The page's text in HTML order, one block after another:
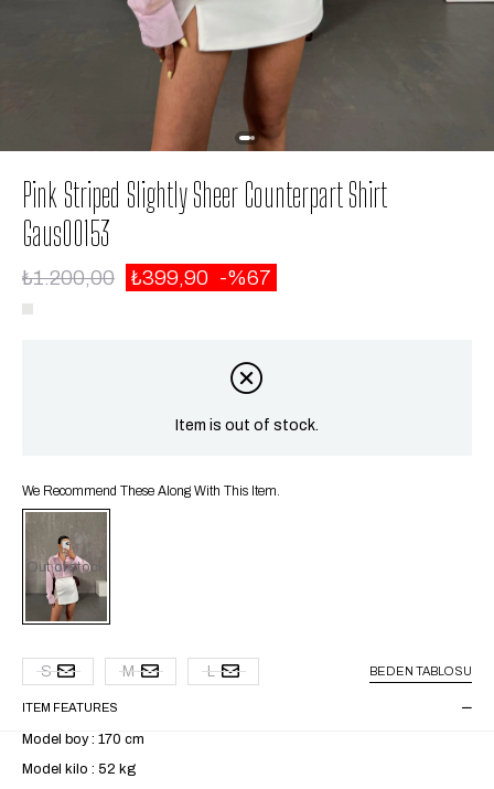
Pink Striped Slightly Sheer Counterpart Shirt
Gaus00153
₺1.200,00 ₺399,90 67
Item is out of stock.
We Recommend These Along With This Item.
Out of stock
S M L BEDEN TABLOSU
ITEM FEATURES
Model boy : 170 cm
Model kilo : 52 kg